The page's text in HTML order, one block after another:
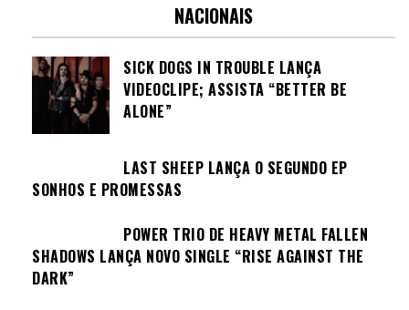
NACIONAIS
SICK DOGS IN TROUBLE LANÇA
VIDEOCLIPE; ASSISTA “BETTER BE
ALONE”
LAST SHEEP LANÇA O SEGUNDO EP
SONHOS E PROMESSAS
POWER TRIO DE HEAVY METAL FALLEN
SHADOWS LANÇA NOVO SINGLE “RISE AGAINST THE
DARK”